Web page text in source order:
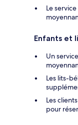
Le
Enfants et
Un
Les lits-
Les
pour